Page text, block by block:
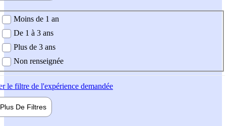
demandée
Moins de 1 an
De 1 à 3 ans
Plus de 3 ans
Non renseignée
le filtre de l'expérience demandée
Plus De Filtres